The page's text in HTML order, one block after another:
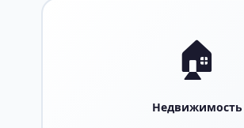
🏠
Недвижимость